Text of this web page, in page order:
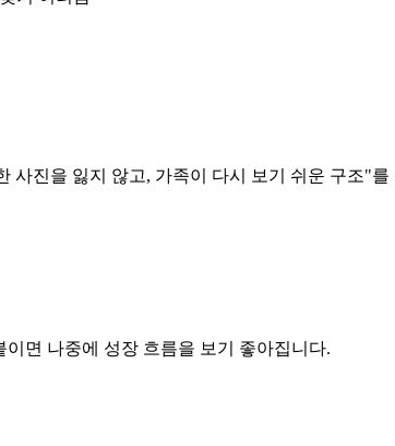
진을 잃지 않고, 가족이 다시 보기 쉬운 구조"를
면 나중에 성장 흐름을 보기 좋아집니다.